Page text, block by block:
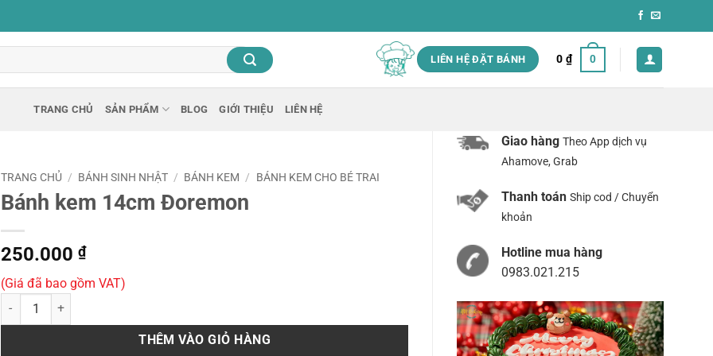
LIÊN HỆ ĐẶT BÁNH 0 ₫ 0
TRANG CHỦ SẢN PHẨM BLOG GIỚI THIỆU LIÊN HỆ
Giao hàng Theo App dịch vụ
Ahamove, Grab
Thanh toán Ship cod / Chuyển
khoản
Hotline mua hàng
0983.021.215
TRANG CHỦ / BÁNH SINH NHẬT / BÁNH KEM / BÁNH KEM CHO BÉ TRAI
Bánh kem 14cm Đoremon
250.000₫
(Giá đã bao gồm VAT)
Bánh kem 14cm Đoremon số lượng
THÊM VÀO GIỎ HÀNG